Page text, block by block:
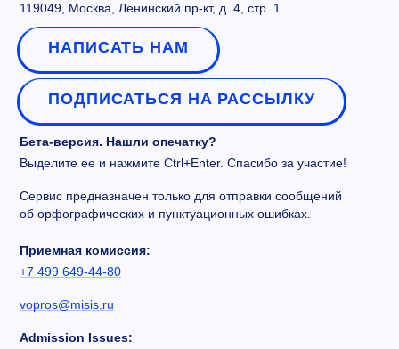
119049, Москва, Ленинский пр-кт, д. 4, стр. 1
НАПИСАТЬ НАМ
ПОДПИСАТЬСЯ НА РАССЫЛКУ
Бета-версия. Нашли опечатку?
Выделите ее и нажмите Ctrl+Enter. Спасибо за участие!
Сервис предназначен только для отправки сообщений
об орфографических и пунктуационных ошибках.
Приемная комиссия:
+7 499 649-44-80
vopros@misis.ru
Admission Issues: